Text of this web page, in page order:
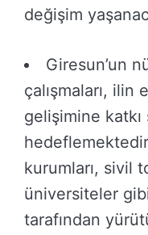
değişim
Giresun’un
çalışmaları, ilin
gelişimine katkı
kurumları, sivil
üniversiteler
tarafından